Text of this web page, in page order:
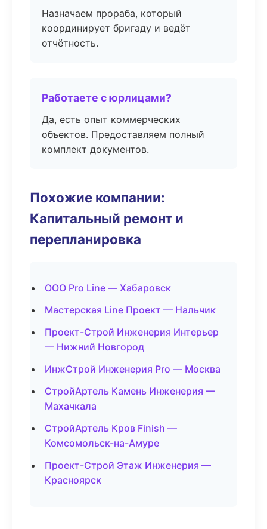
Назначаем прораба, который
координирует бригаду и ведёт
отчётность.
Работаете с юрлицами?
Да, есть опыт коммерческих
объектов. Предоставляем полный
комплект документов.
Похожие компании:
Капитальный ремонт и
перепланировка
ООО Pro Line — Хабаровск
Мастерская Line Проект — Нальчик
Проект-Строй Инженерия Интерьер
— Нижний Новгород
ИнжСтрой Инженерия Pro — Москва
СтройАртель Камень Инженерия —
Махачкала
СтройАртель Кров Finish —
Комсомольск-на-Амуре
Проект-Строй Этаж Инженерия —
Красноярск